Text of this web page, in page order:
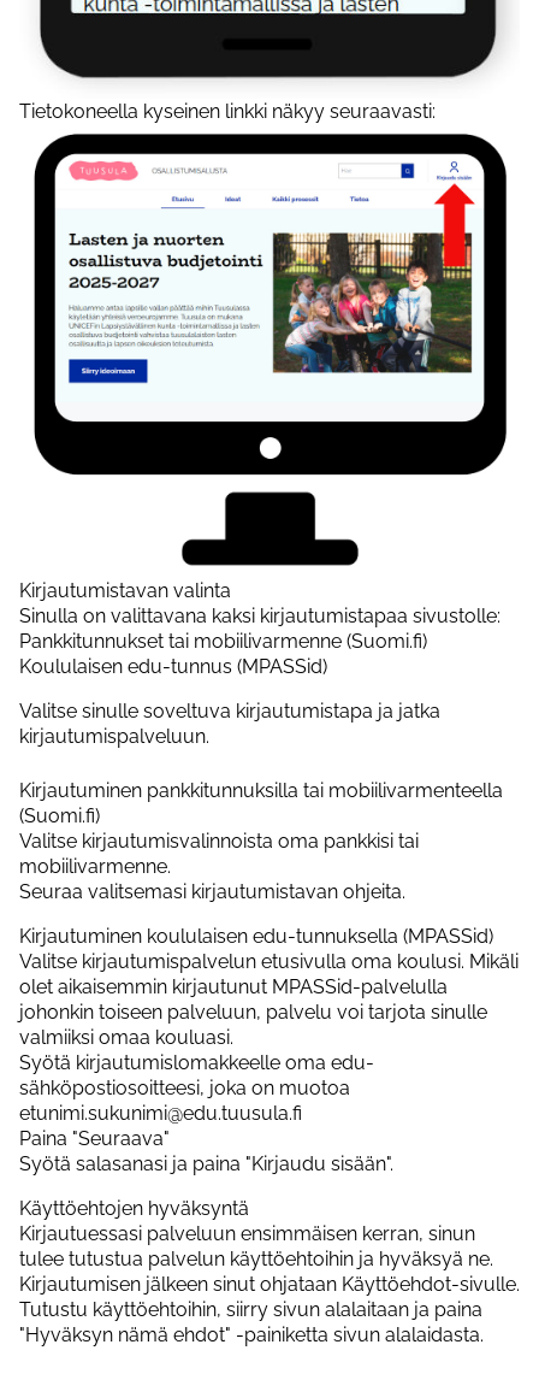
Tietokoneella kyseinen linkki näkyy seuraavasti:
Kirjautumistavan valinta
Sinulla on valittavana kaksi kirjautumistapaa sivustolle:
Pankkitunnukset tai mobiilivarmenne (Suomi.fi)
Koululaisen edu-tunnus (MPASSid)
Valitse sinulle soveltuva kirjautumistapa ja jatka
kirjautumispalveluun.
Kirjautuminen pankkitunnuksilla tai mobiilivarmenteella
(Suomi.fi)
Valitse kirjautumisvalinnoista oma pankkisi tai
mobiilivarmenne.
Seuraa valitsemasi kirjautumistavan ohjeita.
Kirjautuminen koululaisen edu-tunnuksella (MPASSid)
Valitse kirjautumispalvelun etusivulla oma koulusi. Mikäli
olet aikaisemmin kirjautunut MPASSid-palvelulla
johonkin toiseen palveluun, palvelu voi tarjota sinulle
valmiiksi omaa kouluasi.
Syötä kirjautumislomakkeelle oma edu-
sähköpostiosoitteesi, joka on muotoa
etunimi.sukunimi@edu.tuusula.fi
Paina "Seuraava"
Syötä salasanasi ja paina "Kirjaudu sisään".
Käyttöehtojen hyväksyntä
Kirjautuessasi palveluun ensimmäisen kerran, sinun
tulee tutustua palvelun käyttöehtoihin ja hyväksyä ne.
Kirjautumisen jälkeen sinut ohjataan Käyttöehdot-sivulle.
Tutustu käyttöehtoihin, siirry sivun alalaitaan ja paina
"Hyväksyn nämä ehdot" -painiketta sivun alalaidasta.